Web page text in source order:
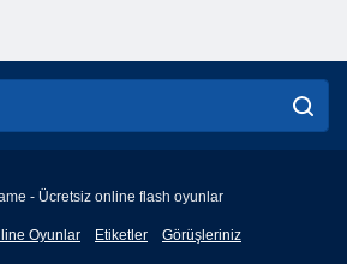
- Ücretsiz online flash oyunlar
Oyunlar Etiketler Görüşleriniz